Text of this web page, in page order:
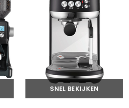
SNEL BEKIJKEN